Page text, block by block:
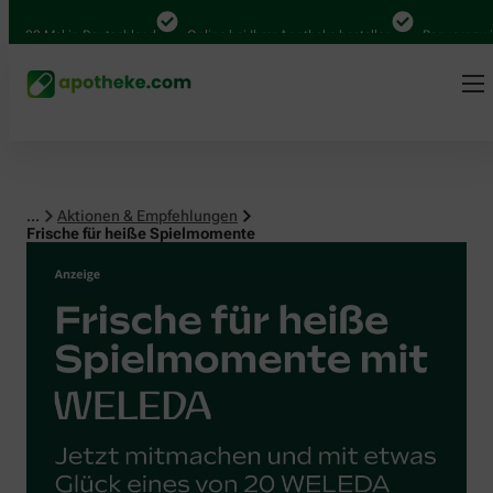
Mal in Deutschland Online bei Ihrer Apotheke bestellen Bequem
...
Aktionen & Empfehlungen
Frische für heiße Spielmomente